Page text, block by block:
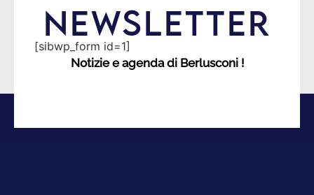
NEWSLETTER
[sibwp_form id=1]
Notizie e agenda di Berlusconi !